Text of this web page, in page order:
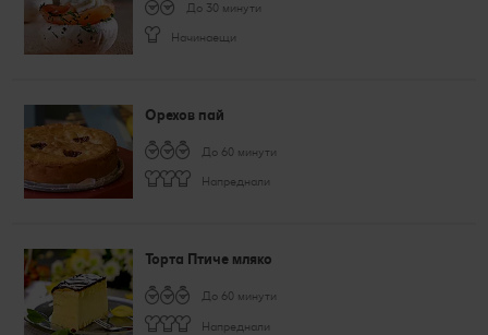
До 30 минути
Начинаещи
Орехов пай
До 60 минути
Напреднали
Торта Птиче мляко
До 60 минути
Напреднали